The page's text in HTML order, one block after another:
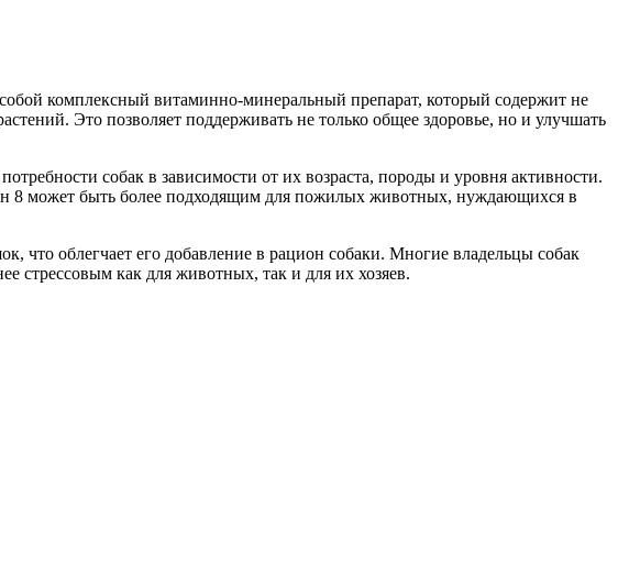
комплексный витаминно-минеральный препарат, который содержит не
Это позволяет поддерживать не только общее здоровье, но и улучшать
собак в зависимости от их возраста, породы и уровня активности.
8 может быть более подходящим для пожилых животных, нуждающихся в
что облегчает его добавление в рацион собаки. Многие владельцы собак
стрессовым как для животных, так и для их хозяев.